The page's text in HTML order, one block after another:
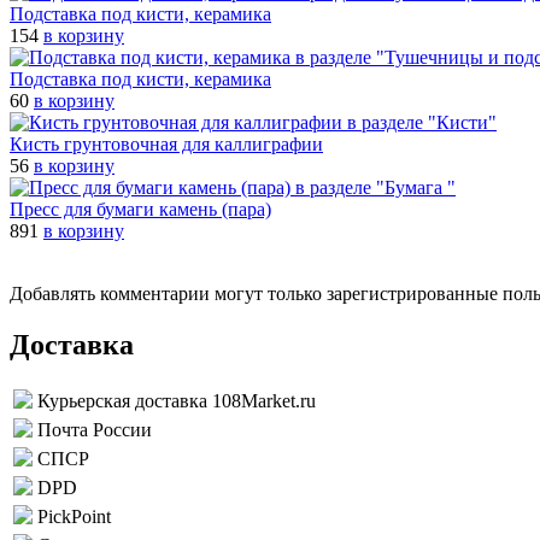
Подставка под кисти, керамика
154 в корзину
Подставка под кисти, керамика
60 в корзину
Кисть грунтовочная для каллиграфии
56 в корзину
Пресс для бумаги камень (пара)
891 в корзину
Добавлять комментарии могут только зарегистрированные
Доставка
Курьерская доставка 108Market.ru
Почта России
СПСР
DPD
PickPoint